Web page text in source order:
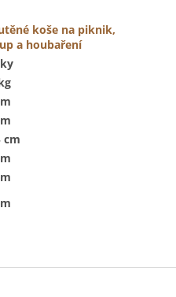
koše na piknik,
a houbaření
cm